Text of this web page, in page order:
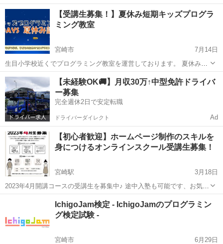
間、教室を自習室として無料開放しています☆彡 小学生・中学生・高
校生限定です！ 事前予約不要、冷房効いてます☆彡 【場所】宮崎市生
目地区交流...
宮崎 宮崎市 プログラミング 夏休み
【受講生募集！】夏休み短期キッズプログラ
ミング教室
宮崎市
7月14日
生目小学校近くでプログラミング教室を運営しております。 夏休み特
別企画として短期キッズプログラミング教室を開催いたします。 ゲー
ム作りを通して、プログラミングの楽しさを体験しませんか^o^？ 現
役エンジニア講師が分かり...
宮崎 宮崎市 プログラミング キッズプログラミング
【未経験OK🚚】月収30万↑中型免許ドライバ
ー募集
完全週休2日で安定転職
ドライバーダイレクト Ad
【初心者歓迎】ホームページ制作のスキルを
身につけるオンラインスクール受講生募集！
宮崎駅
3月18日
2023年4月開講コースの受講生を募集中♪ 途中入塾も可能です、お気軽
にご相談ください！ https://manabito.biz/school-recruit/ 株式会社まな
びとでは社会人の方を対象に、ホームペー...
プログラミング WordPress
IchigoJam検定 - IchigoJamのプログラミン
グ検定試験 -
宮崎市
6月29日